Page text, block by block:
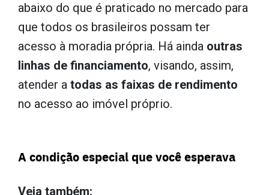
abaixo do que é praticado no mercado para
que todos os brasileiros possam ter
acesso à moradia própria. Há ainda outras
linhas de financiamento, visando, assim,
atender a todas as faixas de rendimento
no acesso ao imóvel próprio.
A condição especial que você esperava
Veja também: